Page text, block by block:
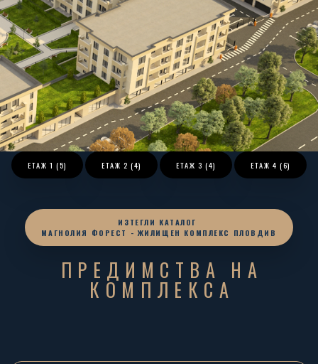
ЕТАЖ1 (5) ЕТАЖ 2 (4) ЕТАЖ 3 (4) ЕТАЖ 4 (6)
ИЗТЕГЛИ КАТАЛОГ
МАГНОЛИЯ ФОРЕСТ - ЖИЛИЩЕН КОМПЛЕКС ПЛОВДИВ
ПРЕДИМСТВА НА
КОМПЛЕКСА